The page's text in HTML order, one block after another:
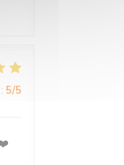
: 5/5